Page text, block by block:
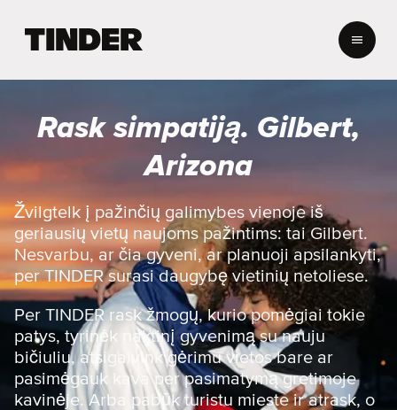
R
a
r
i
n
d
i
n
i
s
Rask simpatiją. Gilbert,
Arizona
Žvilgtelk į pažinčių galimybes vienoje iš
geriausių vietų naujoms pažintims: tai Gilbert.
Nesvarbu, ar čia gyveni, ar planuoji apsilankyti,
per TINDER surasi daugybę vietinių netoliese.
Per TINDER rask žmogų, kurio pomėgiai tokie
patys, tyrinėk naktinį gyvenimą su nauju
bičiuliu, atsigaivink gėrimu vietos bare ar
pasimėgauk kava per pasimatymą gretimoje
kavinėje. Arba pabūk turistu mieste ir atrask, o